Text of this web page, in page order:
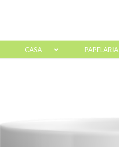
CASA PAPELARIA